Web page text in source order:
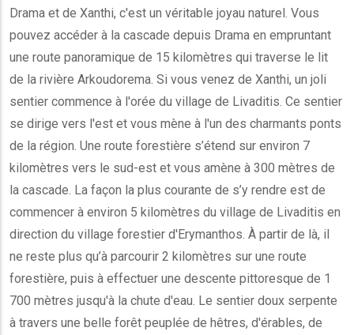
Drama et de Xanthi, c'est un véritable joyau naturel. Vous
pouvez accéder à la cascade depuis Drama en empruntant
une route panoramique de 15 kilomètres qui traverse le lit
de la rivière Arkoudorema. Si vous venez de Xanthi, un joli
sentier commence à l'orée du village de Livaditis. Ce sentier
se dirige vers l'est et vous mène à l'un des charmants ponts
de la région. Une route forestière s’étend sur environ 7
kilomètres vers le sud-est et vous amène à 300 mètres de
la cascade. La façon la plus courante de s’y rendre est de
commencer à environ 5 kilomètres du village de Livaditis en
direction du village forestier d'Erymanthos. À partir de là, il
ne reste plus qu’à parcourir 2 kilomètres sur une route
forestière, puis à effectuer une descente pittoresque de 1
700 mètres jusqu'à la chute d'eau. Le sentier doux serpente
à travers une belle forêt peuplée de hêtres, d'érables, de